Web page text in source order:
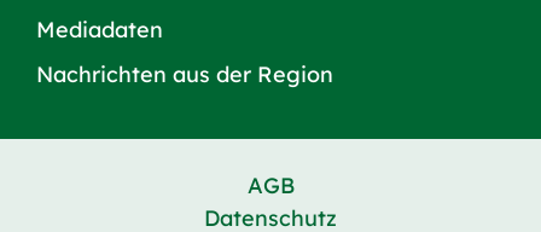
Mediadaten
Nachrichten aus der Region
AGB
Datenschutz